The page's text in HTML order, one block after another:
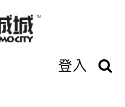
登入